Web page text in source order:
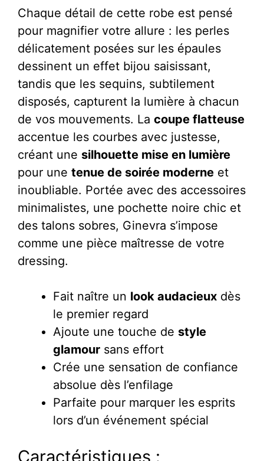
Chaque détail de cette robe est pensé
pour magnifier votre allure : les perles
délicatement posées sur les épaules
dessinent un effet bijou saisissant,
tandis que les sequins, subtilement
disposés, capturent la lumière à chacun
de vos mouvements. La coupe flatteuse
accentue les courbes avec justesse,
créant une silhouette mise en lumière
pour une tenue de soirée moderne et
inoubliable. Portée avec des accessoires
minimalistes, une pochette noire chic et
des talons sobres, Ginevra s’impose
comme une pièce maîtresse de votre
dressing.
Fait naître un look audacieux dès
le premier regard
Ajoute une touche de style
glamour sans effort
Crée une sensation de confiance
absolue dès l’enfilage
Parfaite pour marquer les esprits
lors d’un événement spécial
Caractéristiques :